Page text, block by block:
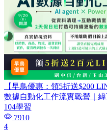
【早鳥優惠：領5折送$200
數據自動化工作流實戰營｜
104學習
7910
4